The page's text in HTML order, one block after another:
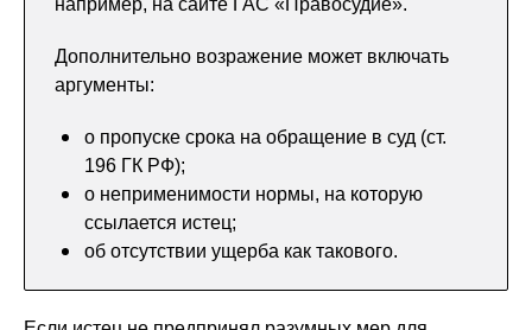
например, на сайте ГАС «Правосудие».
Дополнительно возражение может включать
аргументы:
о пропуске срока на обращение в суд (ст.
196 ГК РФ);
о неприменимости нормы, на которую
ссылается истец;
об отсутствии ущерба как такового.